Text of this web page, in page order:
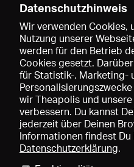
Datenschutzhinweis
Wir verwenden Cookies,
Nutzung unserer
werden für den Betrieb
Cookies gesetzt.
für Statistik-, Marketing-
wir Theapolis und
verbessern. Du kannst
jederzeit über Deinen
Informationen findest Du
Datenschutzerklärung.